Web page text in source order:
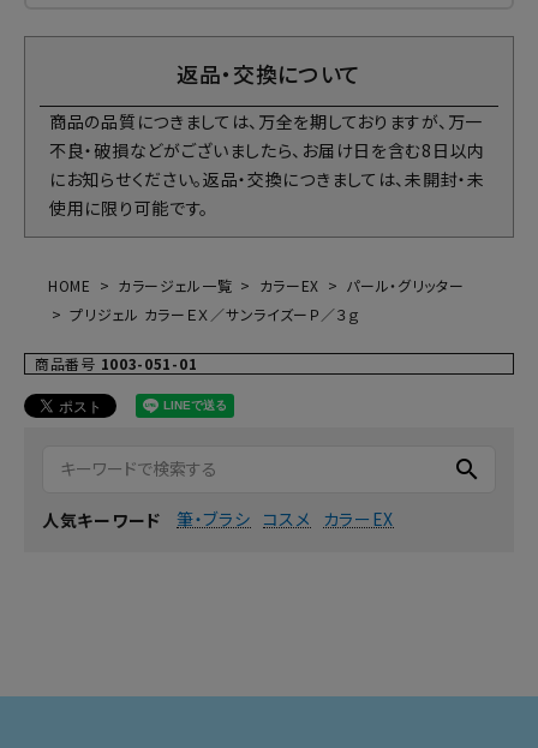
返品・交換について
商品の品質につきましては、万全を期しておりますが、万一
不良・破損などがございましたら、お届け日を含む8日以内
にお知らせください。返品・交換につきましては、未開封・未
使用に限り可能です。
HOME カラージェル一覧 カラーEX
パール・グリッター
プリジェル カラーＥＸ／サンライズーＰ／３ｇ
商品番号 1003-051-01
search
人気キーワード 筆・ブラシ コスメ カラーEX